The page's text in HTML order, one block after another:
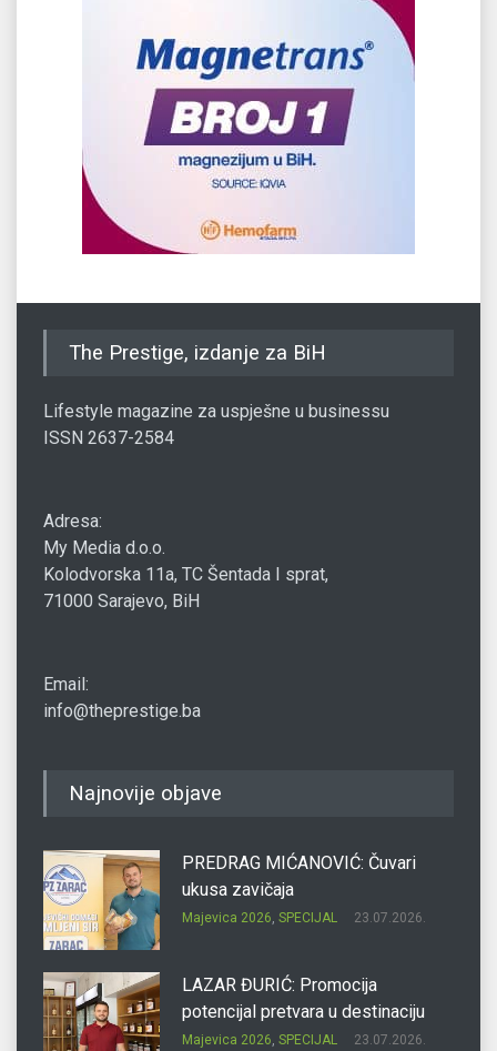
The Prestige, izdanje za BiH
Lifestyle magazine za uspješne u businessu
ISSN 2637-2584
Adresa:
My Media d.o.o.
Kolodvorska 11a, TC Šentada I sprat,
71000 Sarajevo, BiH
Email:
info@theprestige.ba
Najnovije objave
PREDRAG MIĆANOVIĆ: Čuvari
ukusa zavičaja
Majevica 2026, SPECIJAL 23.07.2026.
LAZAR ĐURIĆ: Promocija
potencijal pretvara u destinaciju
Majevica 2026, SPECIJAL 23.07.2026.